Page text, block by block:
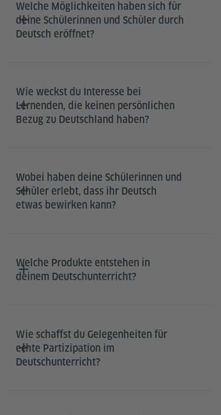
Welche Möglichkeiten haben sich für
deine Schülerinnen und Schüler durch
Deutsch eröffnet?
Wie weckst du Interesse bei
Lernenden, die keinen persönlichen
Bezug zu Deutschland haben?
Wobei haben deine Schülerinnen und
Schüler erlebt, dass ihr Deutsch
etwas bewirken kann?
Welche Produkte entstehen in
deinem Deutschunterricht?
Wie schaffst du Gelegenheiten für
echte Partizipation im
Deutschunterricht?